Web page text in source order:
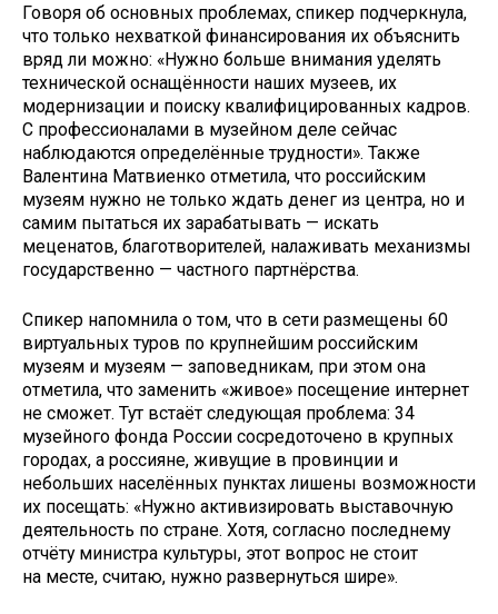
Говоря об основных проблемах, спикер подчеркнула,
что только нехваткой финансирования их объяснить
вряд ли можно: «Нужно больше внимания уделять
технической оснащённости наших музеев, их
модернизации и поиску квалифицированных кадров.
С профессионалами в музейном деле сейчас
наблюдаются определённые трудности». Также
Валентина Матвиенко отметила, что российским
музеям нужно не только ждать денег из центра, но и
самим пытаться их зарабатывать — искать
меценатов, благотворителей, налаживать механизмы
государственно — частного партнёрства.
Спикер напомнила о том, что в сети размещены 60
виртуальных туров по крупнейшим российским
музеям и музеям — заповедникам, при этом она
отметила, что заменить «живое» посещение интернет
не сможет. Тут встаёт следующая проблема: 34
музейного фонда России сосредоточено в крупных
городах, а россияне, живущие в провинции и
небольших населённых пунктах лишены возможности
их посещать: «Нужно активизировать выставочную
деятельность по стране. Хотя, согласно последнему
отчёту министра культуры, этот вопрос не стоит
на месте, считаю, нужно развернуться шире».